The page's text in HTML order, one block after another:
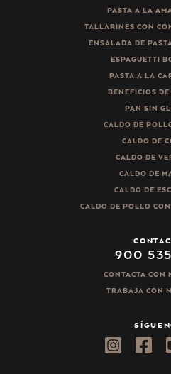
PASTA A LA
TALLARINES CON
ENSALADA DE
ESPAGUETTI
PASTA A LA
BENEFICIOS
PAN SIN
CALDO DE
CALDO DE
CALDO DE
CALDO DE
CALDO DE
CALDO DE POLLO
900
CONTACTA CON
TRABAJA CON